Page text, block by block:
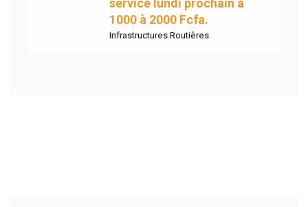
1000 à 2000 Fcfa.
Infrastructures Routières